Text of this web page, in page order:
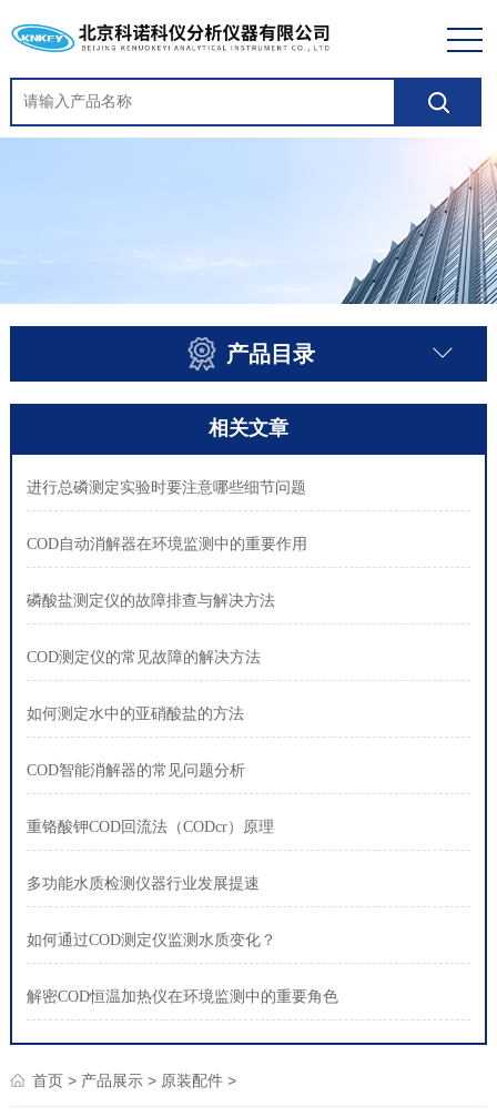
产品目录
相关文章
进行总磷测定实验时要注意哪些细节问题
COD自动消解器在环境监测中的重要作用
磷酸盐测定仪的故障排查与解决方法
COD测定仪的常见故障的解决方法
如何测定水中的亚硝酸盐的方法
COD智能消解器的常见问题分析
重铬酸钾COD回流法（CODcr）原理
多功能水质检测仪器行业发展提速
如何通过COD测定仪监测水质变化？
解密COD恒温加热仪在环境监测中的重要角色
首页> 产品展示> 原装配件>